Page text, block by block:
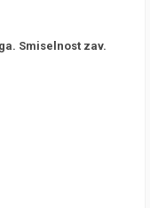
Smiselnost zav.